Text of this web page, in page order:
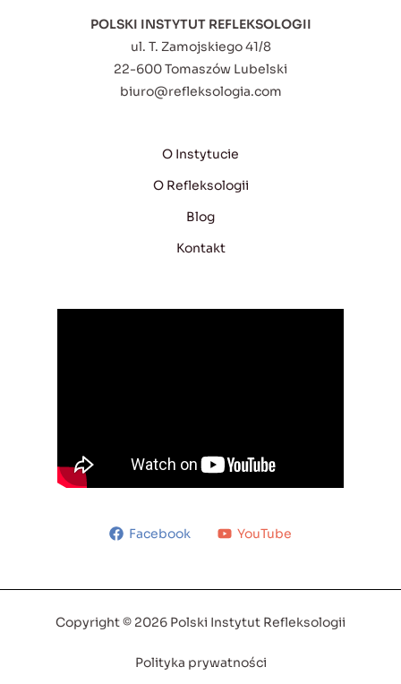
POLSKI INSTYTUT REFLEKSOLOGII
ul. T. Zamojskiego 41/8
22-600 Tomaszów Lubelski
biuro@refleksologia.com
O Instytucie
O Refleksologii
Blog
Kontakt
Facebook YouTube
Copyright © 2026 Polski Instytut Refleksologii
Polityka prywatności